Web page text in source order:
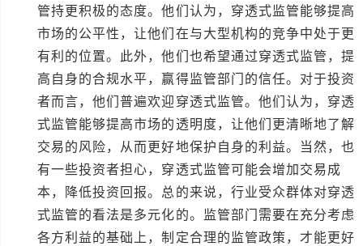
管持更积极的态度。他们认为，穿透式监管能够提高
市场的公平性，让他们在与大型机构的竞争中处于更
有利的位置。此外，他们也希望通过穿透式监管，提
高自身的合规水平，赢得监管部门的信任。对于投资
者而言，他们普遍欢迎穿透式监管。他们认为，穿透
式监管能够提高市场的透明度，让他们更清晰地了解
交易的风险，从而更好地保护自身的利益。当然，也
有一些投资者担心，穿透式监管可能会增加交易成
本，降低投资回报。总的来说，行业受众群体对穿透
式监管的看法是多元化的。监管部门需要在充分考虑
各方利益的基础上，制定合理的监管政策，才能更好